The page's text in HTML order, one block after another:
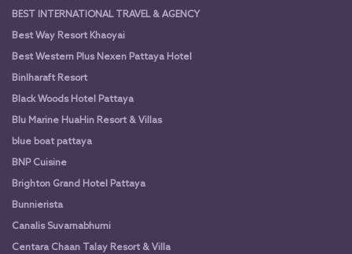
BEST INTERNATIONAL TRAVEL & AGENCY
Best Way Resort Khaoyai
Best Western Plus Nexen Pattaya Hotel
Binlharaft Resort
Black Woods Hotel Pattaya
Blu Marine HuaHin Resort & Villas
blue boat pattaya
BNP Cuisine
Brighton Grand Hotel Pattaya
Bunnierista
Canalis Suvarnabhumi
Centara Chaan Talay Resort & Villa